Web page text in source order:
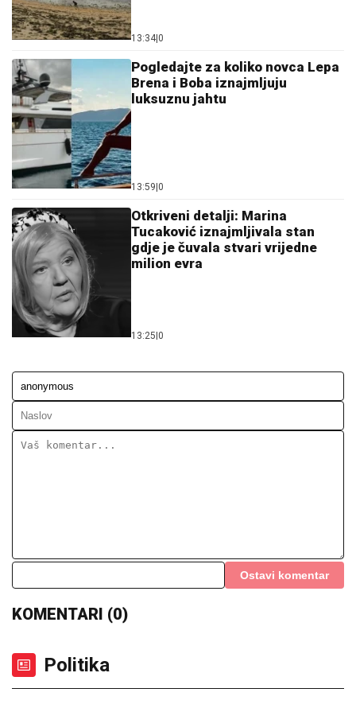
13:34 0
Pogledajte za koliko novca Lepa
Brena i Boba iznajmljuju
luksuznu jahtu
13:59 0
Otkriveni detalji: Marina
Tucaković iznajmljivala stan
gdje je čuvala stvari vrijedne
milion evra
13:25 0
Ostavi komentar
KOMENTARI (0)
Politika